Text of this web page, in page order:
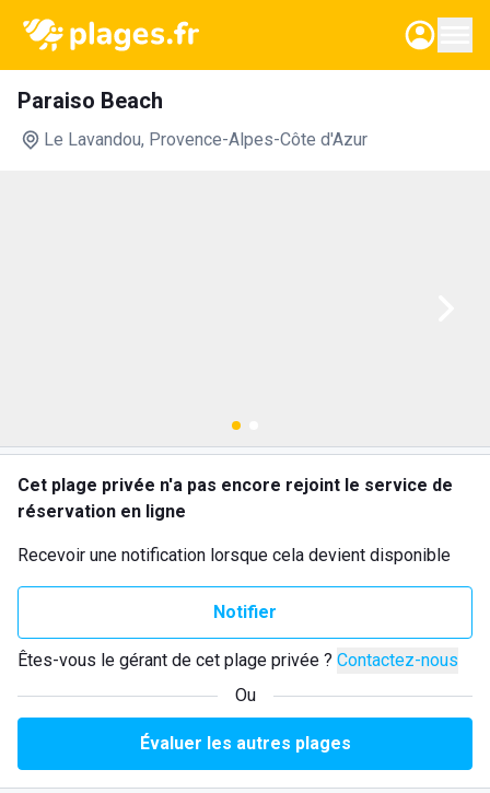
Paraiso Beach
Le Lavandou, Provence-Alpes-Côte d'Azur
Cet plage privée n'a pas encore rejoint le service de
réservation en ligne
Recevoir une notification lorsque cela devient disponible
Notifier
Êtes-vous le gérant de cet plage privée ? Contactez-nous
Ou
Évaluer les autres plages